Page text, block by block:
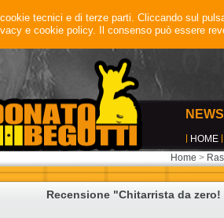
tecnici e di terze parti. Cliccando sul
e cookie policy. Il consenso può essere
NEWS
HOME
Home >
Recensione "Chitarrista da